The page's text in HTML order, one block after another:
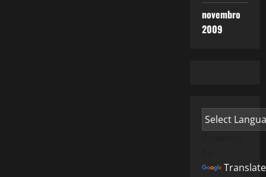
novembro
2009
Translate